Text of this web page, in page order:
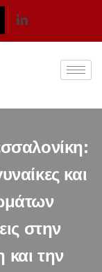
και
στην
και την